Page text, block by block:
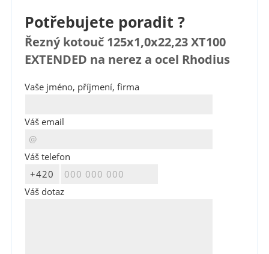
Potřebujete poradit ?
Řezný kotouč 125x1,0x22,23 XT100
EXTENDED na nerez a ocel Rhodius
Vaše jméno, příjmení, firma
Váš email
Váš telefon
Váš dotaz